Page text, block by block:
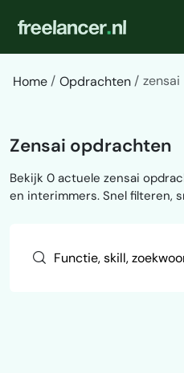
Home Opdrachten zensai
Zensai opdrachten
Bekijk 0 actuele zensai
en interimmers. Snel filteren,